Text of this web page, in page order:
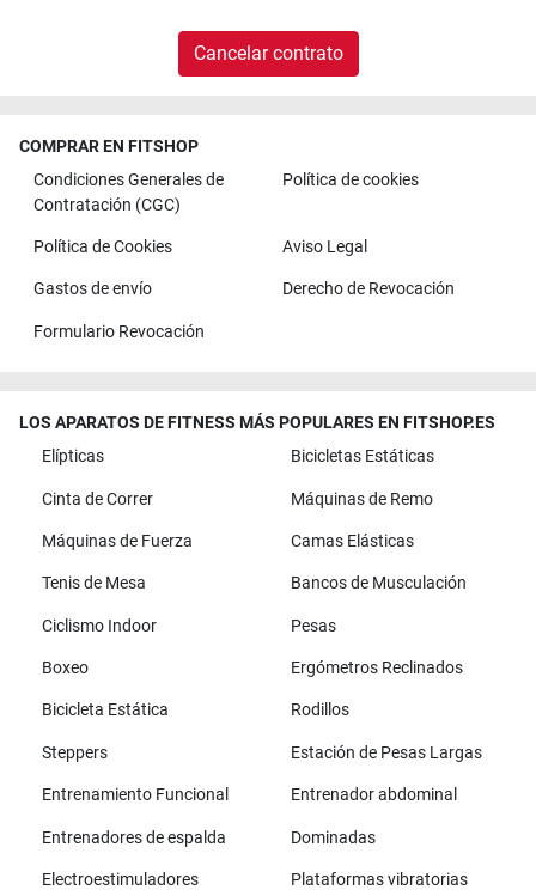
Cancelar contrato
COMPRAR EN FITSHOP
Condiciones Generales de
Contratación (CGC)
Política de cookies
Política de Cookies Aviso Legal
Gastos de envío Derecho de Revocación
Formulario Revocación
LOS APARATOS DE FITNESS MÁS POPULARES EN FITSHOP.ES
Elípticas
Bicicletas Estáticas
Cinta de Correr Máquinas de Remo
Máquinas de Fuerza Camas Elásticas
Tenis de Mesa Bancos de Musculación
Ciclismo Indoor Pesas
Boxeo Ergómetros Reclinados
Bicicleta Estática Rodillos
Steppers Estación de Pesas Largas
Entrenamiento Funcional Entrenador abdominal
Entrenadores de espalda Dominadas
Electroestimuladores Plataformas vibratorias